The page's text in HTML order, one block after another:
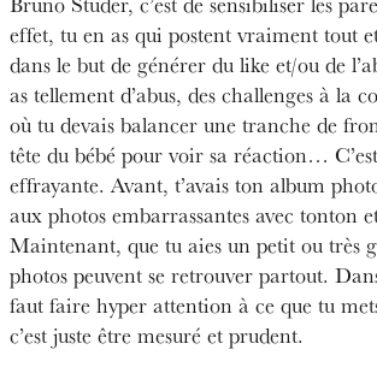
effet, tu en as qui postent vraiment tout
dans le but de générer du like et/ou de
as tellement d’abus, des challenges à la
où tu devais balancer une tranche de
tête du bébé pour voir sa réaction…
effrayante. Avant, t’avais ton album
aux photos embarrassantes avec tonton
Maintenant, que tu aies un petit ou très
photos peuvent se retrouver partout.
faut faire hyper attention à ce que tu
c’est juste être mesuré et prudent.